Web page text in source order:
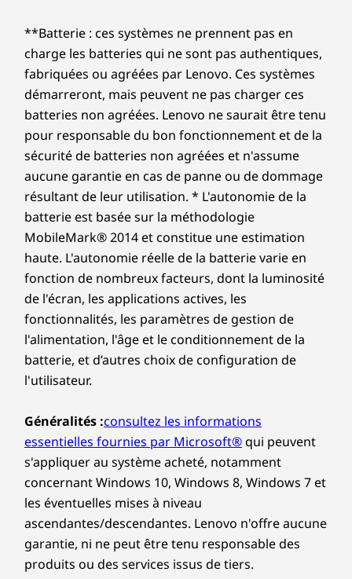
Legion Vantage
McAfee LiveSafe™ (version d’essai)
Microsoft Office 2019 (version d’essai)
Xbox Game Pass (essai de 3 mois)
Les caractéristiques et spécifications ci-contre ne reflètent pas forcément
les versions disponibles à la vente dans ce pays !
**Batterie : ces systèmes ne prennent pas en
charge les batteries qui ne sont pas authentiques,
fabriquées ou agréées par Lenovo. Ces systèmes
démarreront, mais peuvent ne pas charger ces
batteries non agréées. Lenovo ne saurait être tenu
pour responsable du bon fonctionnement et de la
sécurité de batteries non agréées et n'assume
aucune garantie en cas de panne ou de dommage
résultant de leur utilisation. * L'autonomie de la
batterie est basée sur la méthodologie
MobileMark® 2014 et constitue une estimation
haute. L'autonomie réelle de la batterie varie en
fonction de nombreux facteurs, dont la luminosité
de l'écran, les applications actives, les
fonctionnalités, les paramètres de gestion de
l'alimentation, l'âge et le conditionnement de la
batterie, et d’autres choix de configuration de
l'utilisateur.
Généralités :consultez les informations
essentielles fournies par Microsoft®qui peuvent
s'appliquer au système acheté, notamment
concernant Windows 10, Windows 8, Windows 7 et
les éventuelles mises à niveau
ascendantes/descendantes. Lenovo n'offre aucune
garantie, ni ne peut être tenu responsable des
produits ou des services issus de tiers.